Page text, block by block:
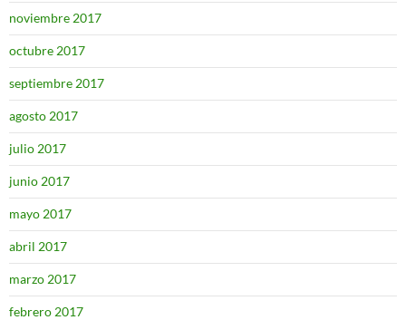
noviembre 2017
octubre 2017
septiembre 2017
agosto 2017
julio 2017
junio 2017
mayo 2017
abril 2017
marzo 2017
febrero 2017